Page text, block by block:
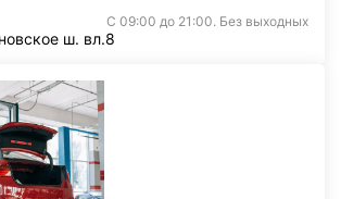
С 09:00 до 21:00. Без выходных
ш. вл.8